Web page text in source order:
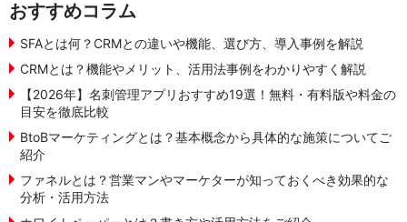
おすすめコラム
SFAとは何？CRMとの違いや機能、選び方、導入事例を解説
CRMとは？機能やメリット、活用法事例をわかりやすく解説
【2026年】名刺管理アプリおすすめ19選！無料・有料版や料金の
目安を徹底比較
BtoBマーケティングとは？基本概念から具体的な施策についてご
紹介
ファネルとは？営業マンやマーケターが知っておくべき効果的な
分析・活用方法